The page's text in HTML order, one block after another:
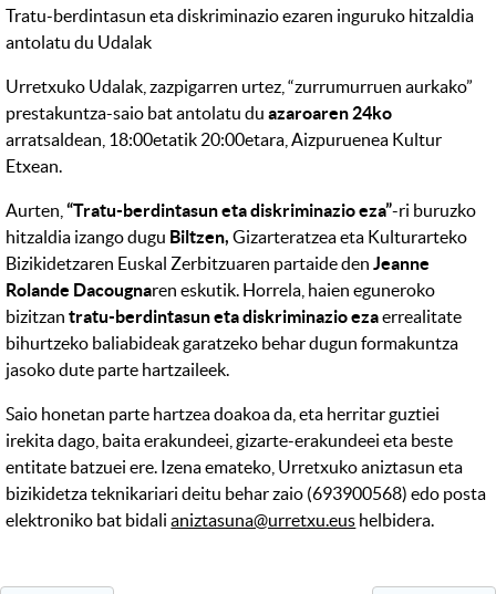
Tratu-berdintasun eta diskriminazio ezaren inguruko hitzaldia
antolatu du Udalak
Urretxuko Udalak, zazpigarren urtez, “zurrumurruen aurkako”
prestakuntza-saio bat antolatu duazaroaren 24ko
arratsaldean, 18:00etatik 20:00etara, Aizpuruenea Kultur
Etxean.
Aurten,“Tratu-berdintasun eta diskriminazio eza”-ri buruzko
hitzaldia izango dugu Biltzen, Gizarteratzea eta Kulturarteko
Bizikidetzaren Euskal Zerbitzuaren partaide denJeanne
Rolande Dacougnaren eskutik. Horrela, haien eguneroko
bizitzantratu-berdintasun eta diskriminazio ezaerrealitate
bihurtzeko baliabideak garatzeko behar dugun formakuntza
jasoko dute parte hartzaileek.
Saio honetan parte hartzea doakoa da, eta herritar guztiei
irekita dago, baita erakundeei, gizarte-erakundeei eta beste
entitate batzuei ere. Izena emateko, Urretxuko aniztasun eta
bizikidetza teknikariari deitu behar zaio (693900568) edo posta
elektroniko bat bidalianiztasuna@urretxu.eus helbidera.